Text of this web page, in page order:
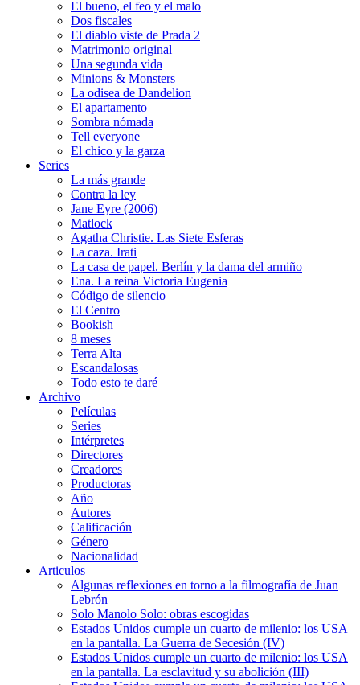
El bueno, el feo y el malo
Dos fiscales
El diablo viste de Prada 2
Matrimonio original
Una segunda vida
Minions & Monsters
La odisea de Dandelion
El apartamento
Sombra nómada
Tell everyone
El chico y la garza
Series
La más grande
Contra la ley
Jane Eyre (2006)
Matlock
Agatha Christie. Las Siete Esferas
La caza. Irati
La casa de papel. Berlín y la dama del armiño
Ena. La reina Victoria Eugenia
Código de silencio
El Centro
Bookish
8 meses
Terra Alta
Escandalosas
Todo esto te daré
Archivo
Películas
Series
Intérpretes
Directores
Creadores
Productoras
Año
Autores
Calificación
Género
Nacionalidad
Articulos
Algunas reflexiones en torno a la filmografía de Juan
Lebrón
Solo Manolo Solo: obras escogidas
Estados Unidos cumple un cuarto de milenio: los USA
en la pantalla. La Guerra de Secesión (IV)
Estados Unidos cumple un cuarto de milenio: los USA
en la pantalla. La esclavitud y su abolición (III)